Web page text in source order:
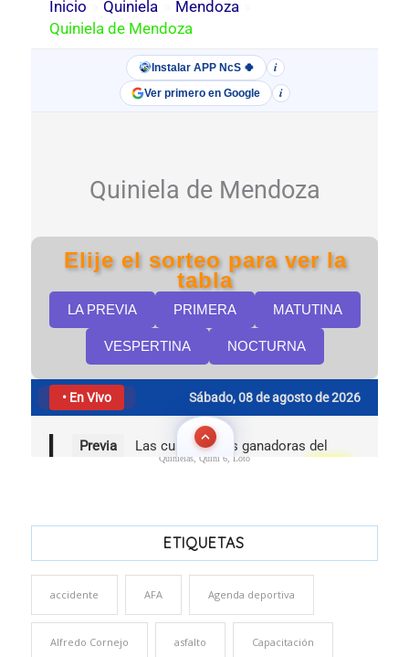
Quinielas, Quini 6, Loto
ETIQUETAS
accidente AFA Agenda deportiva
Alfredo Cornejo asfalto Capacitación